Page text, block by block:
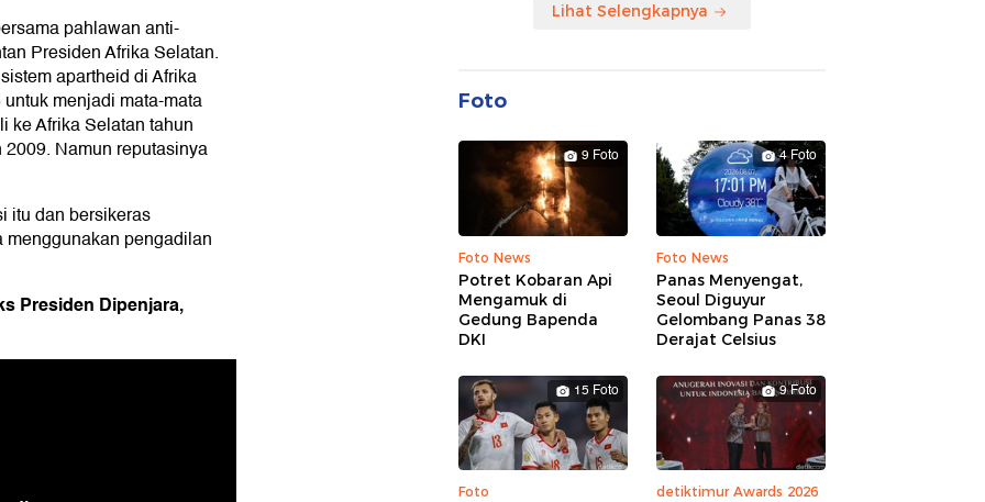
pahlawan anti-
Presiden Afrika Selatan.
apartheid di Afrika
menjadi mata-mata
ke Afrika Selatan tahun
Namun reputasinya
itu dan bersikeras
pengadilan
Presiden Dipenjara,
Lihat Selengkapnya
Foto
9 Foto
Foto News
Potret Kobaran Api
Mengamuk di
Gedung Bapenda
DKI
4 Foto
Foto News
Panas Menyengat,
Seoul Diguyur
Gelombang Panas 38
Derajat Celsius
15 Foto
Foto
9 Foto
detiktimur Awards 2026